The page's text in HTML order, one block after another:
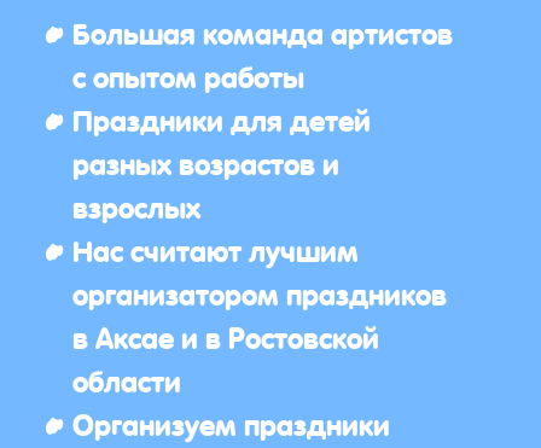
Большая команда артистов
с опытом работы
Праздники для детей
разных возрастов и
взрослых
Нас считают лучшим
организатором праздников
в Аксае и в Ростовской
области
Организуем праздники